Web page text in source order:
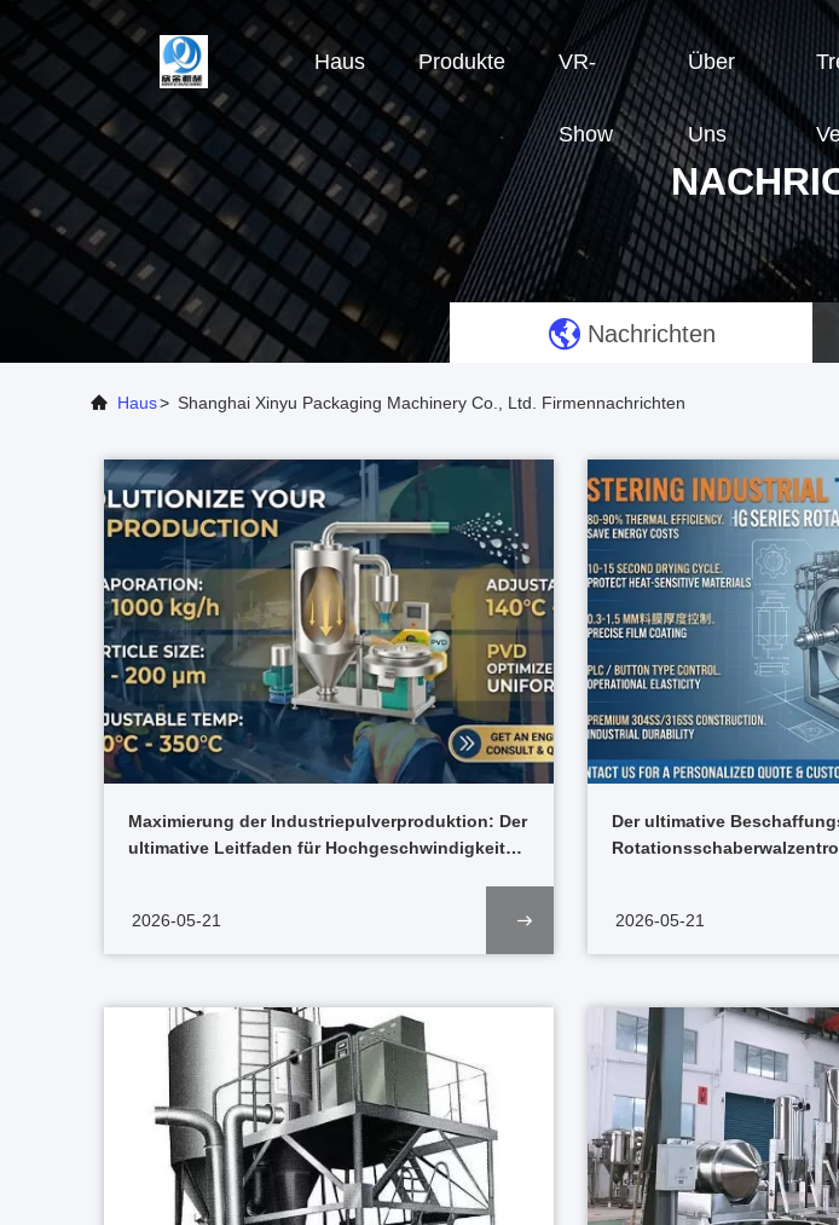
Haus Produkte VR-
Show
Über
Uns
Nachrichten
Haus> Shanghai Xinyu Packaging Machinery Co., Ltd. Firmennachrichten
Maximierung der Industriepulverproduktion: Der
ultimative Leitfaden für Hochgeschwindigkeits-
2026-05-21
Der ultimative
2026-05-21